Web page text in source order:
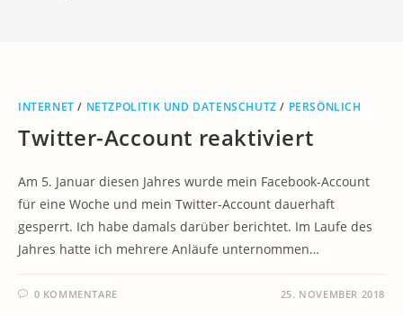
INTERNET / NETZPOLITIK UND DATENSCHUTZ / PERSÖNLICH
Twitter-Account reaktiviert
Am 5. Januar diesen Jahres wurde mein Facebook-Account
für eine Woche und mein Twitter-Account dauerhaft
gesperrt. Ich habe damals darüber berichtet. Im Laufe des
Jahres hatte ich mehrere Anläufe unternommen…
0 KOMMENTARE 25. NOVEMBER 2018